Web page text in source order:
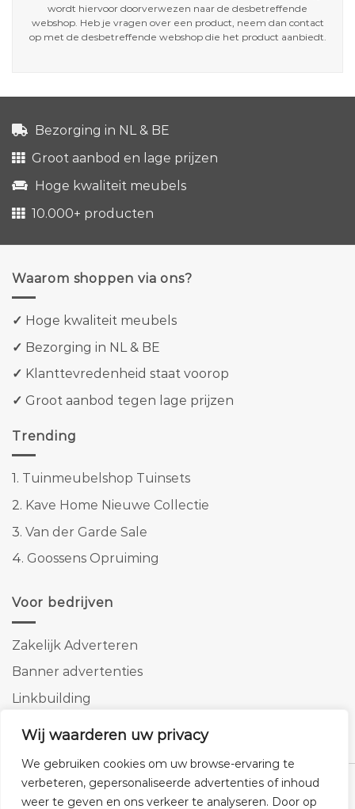
Wij waarderen uw privacy
We gebruiken cookies om uw browse-ervaring te
verbeteren, gepersonaliseerde advertenties of inhoud
weer te geven en ons verkeer te analyseren. Door op
wordt hiervoor doorverwezen naar de desbetreffende
webshop. Heb je vragen over een product, neem dan contact
op met de desbetreffende webshop die het product aanbiedt.
Bezorging in NL & BE
Groot aanbod en lage prijzen
Hoge kwaliteit meubels
10.000+ producten
Waarom shoppen via ons?
✓ Hoge kwaliteit meubels
✓ Bezorging in NL & BE
✓ Klanttevredenheid staat voorop
✓ Groot aanbod tegen lage prijzen
Trending
1. Tuinmeubelshop Tuinsets
2. Kave Home Nieuwe Collectie
3. Van der Garde Sale
4. Goossens Opruiming
Voor bedrijven
Zakelijk Adverteren
Banner advertenties
Linkbuilding
SEO copywriting